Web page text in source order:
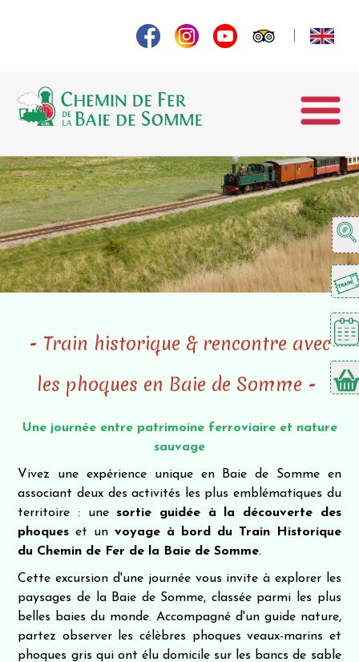
- Train historique & rencontre avec
les phoques en Baie de Somme -
Une journée entre patrimoine ferroviaire et nature
sauvage
Vivez une expérience unique en Baie de Somme en
associant deux des activités les plus emblématiques du
territoire : unesortie guidée à la découverte des
phoques et unvoyage à bord du Train Historique
du Chemin de Fer de la Baie de Somme.
Cette excursion d'une journée vous invite à explorer les
paysages de la Baie de Somme, classée parmi les plus
belles baies du monde. Accompagné d'un guide nature,
partez observer les célèbres phoques veaux-marins et
phoques gris qui ont élu domicile sur les bancs de sable